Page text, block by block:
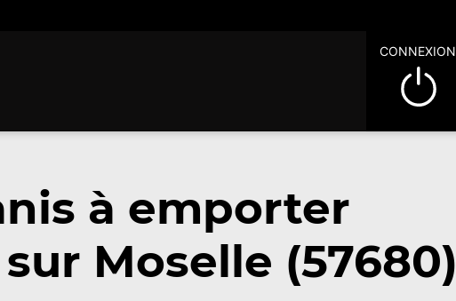
CONNEXION
à emporter
Moselle (57680)